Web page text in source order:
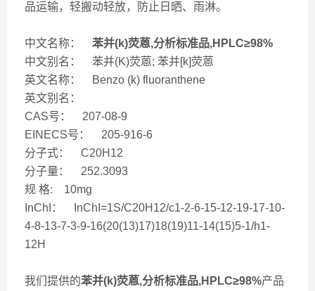
品运输，轻搬动轻放，防止日晒、雨淋。
中文名称：
苯并(k)荧蒽,分析标准品,HPLC≥98%
中文别名： 苯并(K)荧蒽; 苯并[k]荧蒽
英文名称： Benzo (k) fluoranthene
英文别名：
CAS号： 207-08-9
EINECS号： 205-916-6
分子式： C20H12
分子量： 252.3093
规 格: 10mg
InChI： InChI=1S/C20H12/c1-2-6-15-12-19-17-10-
4-8-13-7-3-9-16(20(13)17)18(19)11-14(15)5-1/h1-
12H
我们提供的苯并(k)荧蒽,分析标准品,HPLC≥98%产品